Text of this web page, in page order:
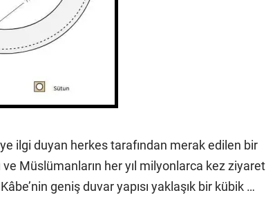
ilgi duyan herkes tarafından merak edilen bir
ve Müslümanların her yıl milyonlarca kez ziyaret
geniş duvar yapısı yaklaşık bir kübik …